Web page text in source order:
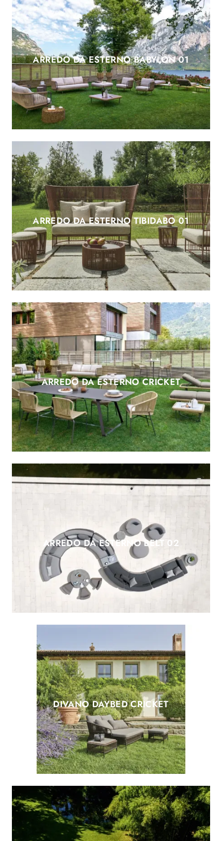
ARREDO DA ESTERNO BABYLON 01
ARREDO DA ESTERNO TIBIDABO 01
ARREDO DA ESTERNO CRICKET
ARREDO DA ESTERNO BELT 02
DIVANO DAYBED CRICKET